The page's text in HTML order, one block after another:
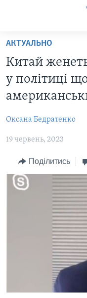
Перейти
матеріалу
Перейти
до
меню
сторінки
до
УКРАЇНА
ВІЙНА - ЦЕ
УКРАЇНЦІ У СВІТІ
НАУКА
СУСПІЛЬСТВО
ЕКОНОМІКА
ІСТОРІЇ УСПІХУ
АДМІНІСТРАЦІЯ
ДНІВ
ІНТЕРВ'Ю
БОРОТЬБА З
ТЕЛЕПРОГРАМИ
БРИФІНГ ГОЛОСУ
Learning English
АКТУАЛЬНО
Китай
у політиці
Оксана Бедратенко
19 червень, 2023
Поділитись